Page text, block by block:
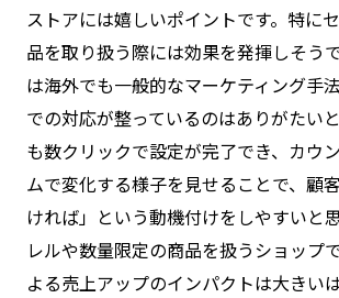
ストアには嬉しいポイントです。特に
品を取り扱う際には効果を発揮しそう
は海外でも一般的なマーケティング手
での対応が整っているのはありがたい
も数クリックで設定が完了でき、カウ
ムで変化する様子を見せることで、顧
ければ」という動機付けをしやすいと
レルや数量限定の商品を扱うショップ
よる売上アップのインパクトは大きい